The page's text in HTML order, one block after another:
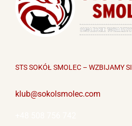
STS SOKÓŁ SMOLEC – WZBIJAMY
klub@sokolsmolec.com